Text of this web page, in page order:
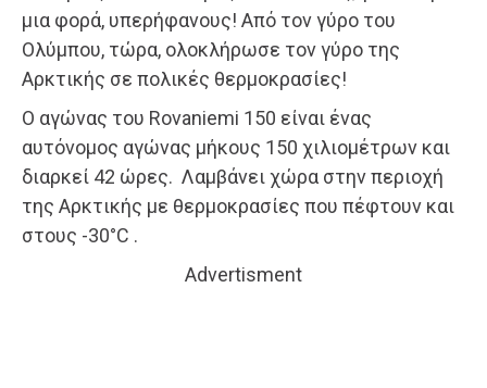
μια φορά, υπερήφανους! Από τον γύρο του
Ολύμπου, τώρα, ολοκλήρωσε τον γύρο της
Αρκτικής σε πολικές θερμοκρασίες!
Ο αγώνας του Rovaniemi 150 είναι ένας
αυτόνομος αγώνας μήκους 150 χιλιομέτρων και
διαρκεί 42 ώρες. Λαμβάνει χώρα στην περιοχή
της Αρκτικής με θερμοκρασίες που πέφτουν και
στους -30°C .
Advertisment